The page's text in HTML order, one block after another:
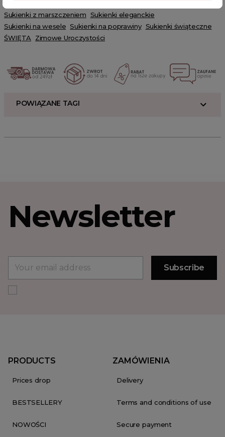
Sukienki z marszczeniem Sukienki eleganckie
Sukienki na wesele Sukienki na poprawiny Sukienki świąteczne
ŚWIĘTA Zimowe Uroczystości
POWIĄZANE TAGI
Newsletter
PRODUCTS
Prices drop
BESTSELLERY
NOWOŚCI
ZAMÓWIENIA
Delivery
Terms and conditions of use
Secure payment